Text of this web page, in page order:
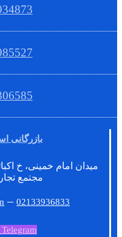
بازرگانی
میدان امام خمینی، خ
مجتمع
–02133936833
Telegram